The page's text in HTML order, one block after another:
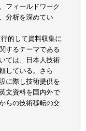
フィールドワーク
分析を深めてい
的して資料収集に
するテーマである
ては、日本人技術
している。さら
に際し技術提供を
文資料を国内外で
らの技術移転の交